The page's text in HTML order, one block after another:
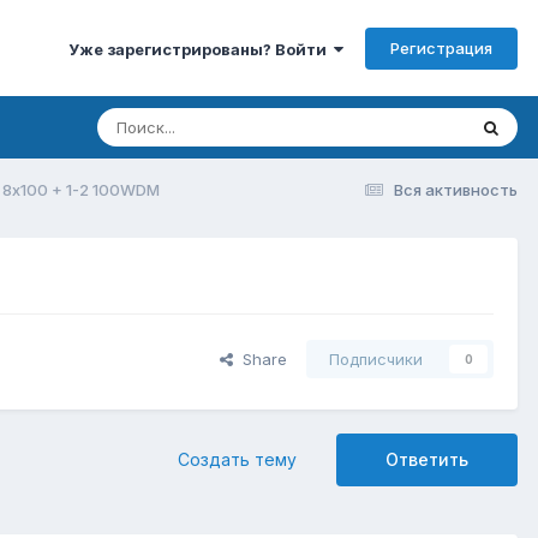
Уже зарегистрированы? Войти Регистрация
Вся активность
+ 1-2 100WDM
Share Подписчики 0
Ответить
Создать тему